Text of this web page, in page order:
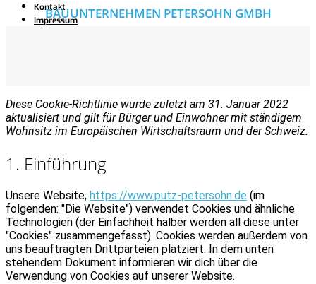
Kontakt
Impressum
BAUUNTERNEHMEN PETERSOHN GMBH
Diese Cookie-Richtlinie wurde zuletzt am 31. Januar 2022
aktualisiert und gilt für Bürger und Einwohner mit ständigem
Wohnsitz im Europäischen Wirtschaftsraum und der Schweiz.
1. Einführung
Unsere Website, https://www.putz-petersohn.de (im
folgenden: "Die Website") verwendet Cookies und ähnliche
Technologien (der Einfachheit halber werden all diese unter
"Cookies" zusammengefasst). Cookies werden außerdem von
uns beauftragten Drittparteien platziert. In dem unten
stehendem Dokument informieren wir dich über die
Verwendung von Cookies auf unserer Website.